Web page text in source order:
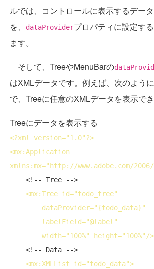
ルでは、コントロールに表示するデータ
を、
dataProviderプロパティに設定す
ます。
そして、TreeやMenuBarの
はXMLデータです。例えば、次のよう
で、Treeに任意のXMLデータを表示でき
Treeにデータを表示する
<?xml version="1.0"?>
<mx:Application
xmlns:mx="http://www.adobe.com/2006/
<!-- Tree -->
<mx:Tree id="todo_tree"
dataProvider="{todo_data}"
labelField="@label"
width="100%" height="100%"/>
<!-- Data -->
<mx:XMLList id="todo_data">